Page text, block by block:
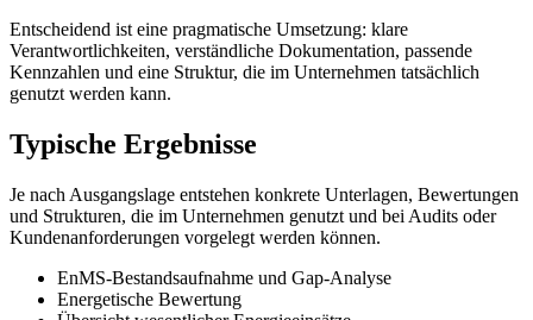
Entscheidend ist eine pragmatische Umsetzung: klare
Verantwortlichkeiten, verständliche Dokumentation, passende
Kennzahlen und eine Struktur, die im Unternehmen tatsächlich
genutzt werden kann.
Typische Ergebnisse
Je nach Ausgangslage entstehen konkrete Unterlagen, Bewertungen
und Strukturen, die im Unternehmen genutzt und bei Audits oder
Kundenanforderungen vorgelegt werden können.
EnMS-Bestandsaufnahme und Gap-Analyse
Energetische Bewertung